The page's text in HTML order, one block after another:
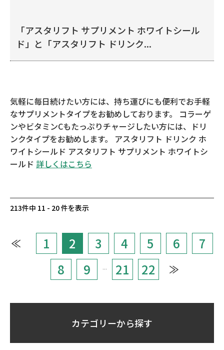
「アスタリフト サプリメント ホワイトシール
ド」と「アスタリフト ドリンク...
気軽に毎日続けたい方には、持ち運びにも便利でお手軽
なサプリメントタイプをお勧めしております。 コラーゲ
ンやビタミンCもたっぷりチャージしたい方には、ドリ
ンクタイプをお勧めします。 アスタリフト ドリンク ホ
ワイトシールド アスタリフト サプリメント ホワイトシ
ールド 詳しくはこちら
213件中 11 - 20 件を表示
≪ 1 2 3 4 5 6
7
8
9 … 21 22 ≫
カテゴリーから探す